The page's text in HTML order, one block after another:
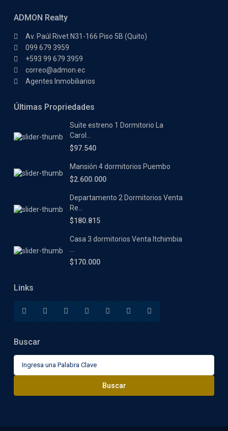
ADMON Realty
Av. Paúl Rivet N31-166 Piso 5B (Quito)
099 679 3959
+593 99 679 3959
correo@admon.ec
Agentes Inmobiliarios
Últimas Propriedades
Suite estreno 1 Dormitorio La
Carol...
$97.540
Mansión 4 dormitorios Puembo
$2.600.000
Departamento 2 Dormitorios Venta
Re...
$180.815
Casa 3 dormitorios Venta Itchimbia
$170.000
Links
Buscar
Buscar